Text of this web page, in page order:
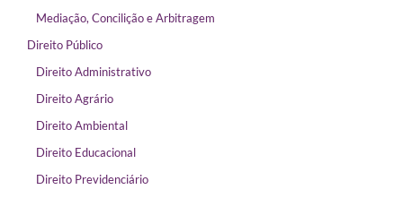
Mediação, Concilição e Arbitragem
Direito Público
Direito Administrativo
Direito Agrário
Direito Ambiental
Direito Educacional
Direito Previdenciário